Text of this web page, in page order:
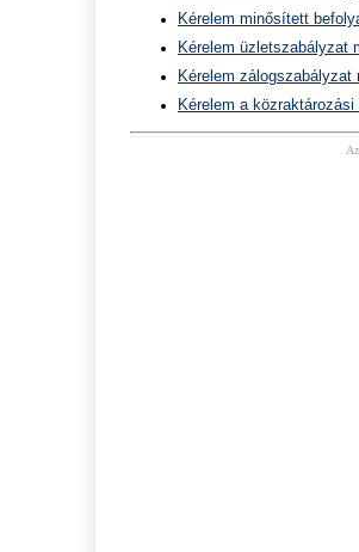
Kérelem minősített
Kérelem üzletszabályzat
Kérelem zálogszabályzat
Kérelem a